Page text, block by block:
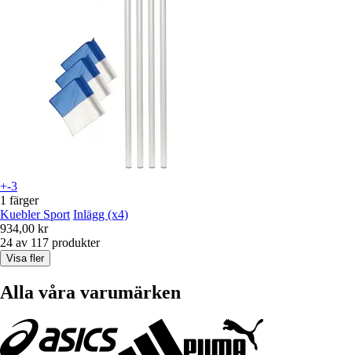
+-3
1 färger
Kuebler Sport Inlägg (x4)
934,00 kr
24 av 117 produkter
Visa fler
Alla våra varumärken